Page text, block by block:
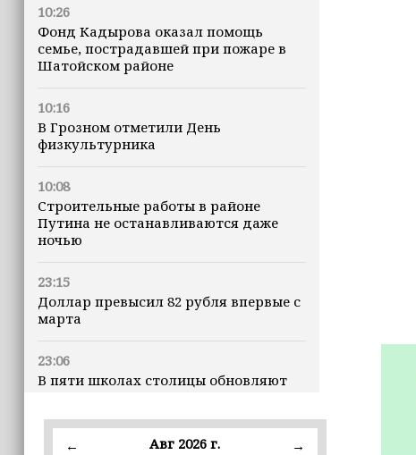
10:26
Фонд Кадырова оказал помощь
семье, пострадавшей при пожаре в
Шатойском районе
10:16
В Грозном отметили День
физкультурника
10:08
Строительные работы в районе
Путина не останавливаются даже
ночью
23:15
Доллар превысил 82 рубля впервые с
марта
23:06
В пяти школах столицы обновляют
← Авг 2026 г.
→